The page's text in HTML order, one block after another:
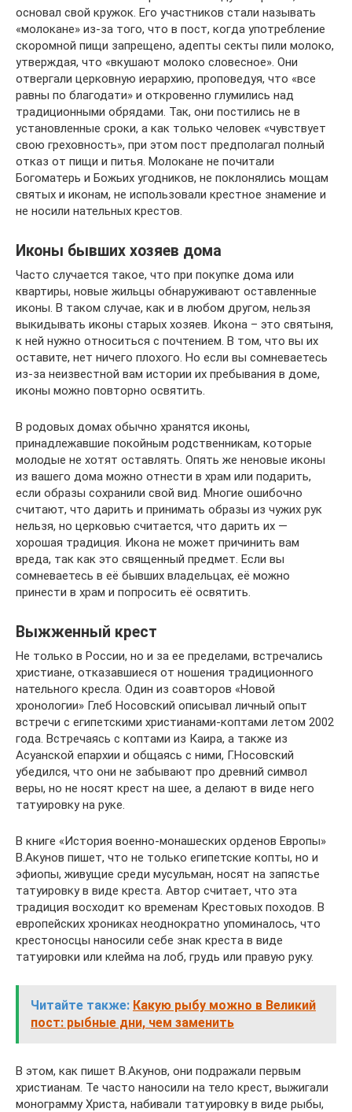
основал свой кружок. Его участников стали называть
«молокане» из-за того, что в пост, когда употребление
скоромной пищи запрещено, адепты секты пили молоко,
утверждая, что «вкушают молоко словесное». Они
отвергали церковную иерархию, проповедуя, что «все
равны по благодати» и откровенно глумились над
традиционными обрядами. Так, они постились не в
установленные сроки, а как только человек «чувствует
свою греховность», при этом пост предполагал полный
отказ от пищи и питья. Молокане не почитали
Богоматерь и Божьих угодников, не поклонялись мощам
святых и иконам, не использовали крестное знамение и
не носили нательных крестов.
Иконы бывших хозяев дома
Часто случается такое, что при покупке дома или
квартиры, новые жильцы обнаруживают оставленные
иконы. В таком случае, как и в любом другом, нельзя
выкидывать иконы старых хозяев. Икона – это святыня,
к ней нужно относиться с почтением. В том, что вы их
оставите, нет ничего плохого. Но если вы сомневаетесь
из-за неизвестной вам истории их пребывания в доме,
иконы можно повторно освятить.
В родовых домах обычно хранятся иконы,
принадлежавшие покойным родственникам, которые
молодые не хотят оставлять. Опять же неновые иконы
из вашего дома можно отнести в храм или подарить,
если образы сохранили свой вид. Многие ошибочно
считают, что дарить и принимать образы из чужих рук
нельзя, но церковью считается, что дарить их —
хорошая традиция. Икона не может причинить вам
вреда, так как это священный предмет. Если вы
сомневаетесь в её бывших владельцах, её можно
принести в храм и попросить её освятить.
Выжженный крест
Не только в России, но и за ее пределами, встречались
христиане, отказавшиеся от ношения традиционного
нательного кресла. Один из соавторов «Новой
хронологии» Глеб Носовский описывал личный опыт
встречи с египетскими христианами-коптами летом 2002
года. Встречаясь с коптами из Каира, а также из
Асуанской епархии и общаясь с ними, Г.Носовский
убедился, что они не забывают про древний символ
веры, но не носят крест на шее, а делают в виде него
татуировку на руке.
В книге «История военно-монашеских орденов Европы»
В.Акунов пишет, что не только египетские копты, но и
эфиопы, живущие среди мусульман, носят на запястье
татуировку в виде креста. Автор считает, что эта
традиция восходит ко временам Крестовых походов. В
европейских хрониках неоднократно упоминалось, что
крестоносцы наносили себе знак креста в виде
татуировки или клейма на лоб, грудь или правую руку.
Читайте также: Какую рыбу можно в Великий
пост: рыбные дни, чем заменить
В этом, как пишет В.Акунов, они подражали первым
христианам. Те часто наносили на тело крест, выжигали
монограмму Христа, набивали татуировку в виде рыбы,